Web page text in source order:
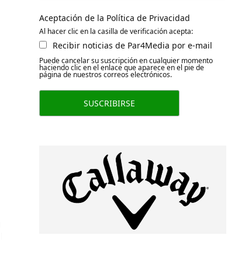
Aceptación de la Política de Privacidad
Al hacer clic en la casilla de verificación acepta:
Recibir noticias de Par4Media por e-mail
Puede cancelar su suscripción en cualquier momento
haciendo clic en el enlace que aparece en el pie de
página de nuestros correos electrónicos.